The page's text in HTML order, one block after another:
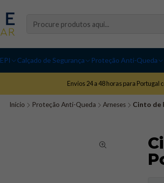
EPI Calçado de Segurança Proteção Anti-Queda
Envios 24 a 48 horas para Portugal
Início Proteção Anti-Queda Arneses Cinto de